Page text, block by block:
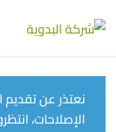
نعتذر عن تقديم
الإصلاحات،